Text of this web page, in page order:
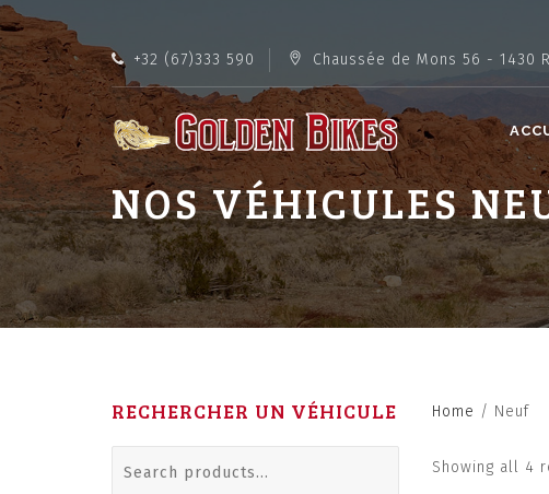
+32 (67)333 590 Chaussée de Mons 56 - 1430
NOS VÉHICULES
Home / Neuf
Showing all 4
RECHERCHER UN VÉHICULE
for: